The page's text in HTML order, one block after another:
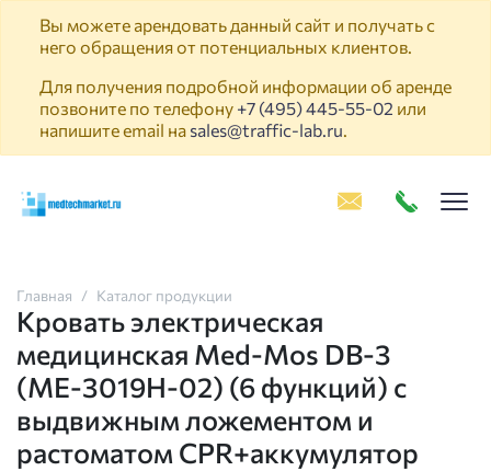
Вы можете арендовать данный сайт и получать с
него обращения от потенциальных клиентов.
Для получения подробной информации об аренде
позвоните по телефону +7 (495) 445-55-02 или
напишите email на sales@traffic-lab.ru.
Главная Каталог продукции
Кровать электрическая
медицинская Med-Mos DB-3
(МЕ-3019H-02) (6 функций) с
выдвижным ложементом и
растоматом CPR+аккумулятор